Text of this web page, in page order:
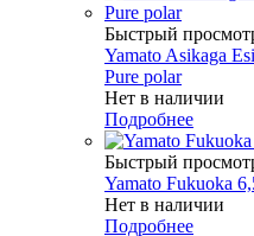
Быстрый
Yamato Asikaga
Pure polar
Нет в наличии
Подробнее
Быстрый
Yamato Fukuoka
Нет в наличии
Подробнее